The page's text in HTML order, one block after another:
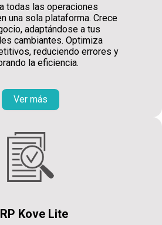
todas las operaciones
una sola plataforma. Crece
adaptándose a tus
cambiantes. Optimiza
reduciendo errores y
la eficiencia.
Ver más
Kove Lite